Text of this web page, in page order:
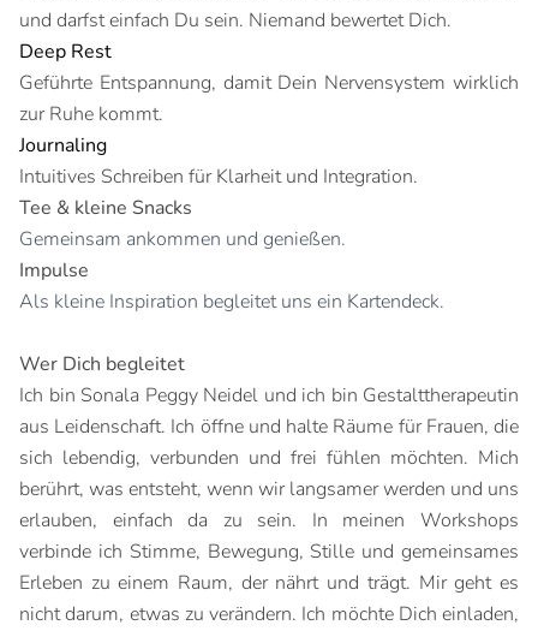
und darfst einfach Du sein. Niemand bewertet Dich.
Deep Rest
Geführte Entspannung, damit Dein Nervensystem wirklich
zur Ruhe kommt.
Journaling
Intuitives Schreiben für Klarheit und Integration.
Tee & kleine Snacks
Gemeinsam ankommen und genießen.
Impulse
Als kleine Inspiration begleitet uns ein Kartendeck.
Wer Dich begleitet
Ich bin Sonala Peggy Neidel und ich bin Gestalttherapeutin
aus Leidenschaft. Ich öffne und halte Räume für Frauen, die
sich lebendig, verbunden und frei fühlen möchten. Mich
berührt, was entsteht, wenn wir langsamer werden und uns
erlauben, einfach da zu sein. In meinen Workshops
verbinde ich Stimme, Bewegung, Stille und gemeinsames
Erleben zu einem Raum, der nährt und trägt. Mir geht es
nicht darum, etwas zu verändern. Ich möchte Dich einladen,